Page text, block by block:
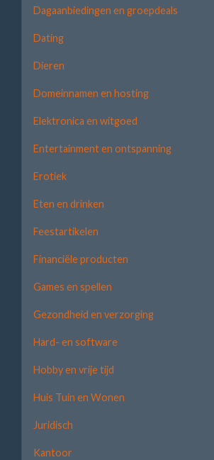
Dagaanbiedingen en groepdeals
Dating
Dieren
Domeinnamen en hosting
Elektronica en witgoed
Entertainment en ontspanning
Erotiek
Eten en drinken
Feestartikelen
Financiële producten
Games en spellen
Gezondheid en verzorging
Hard- en software
Hobby en vrije tijd
Huis Tuin en Wonen
Juridisch
Kantoor